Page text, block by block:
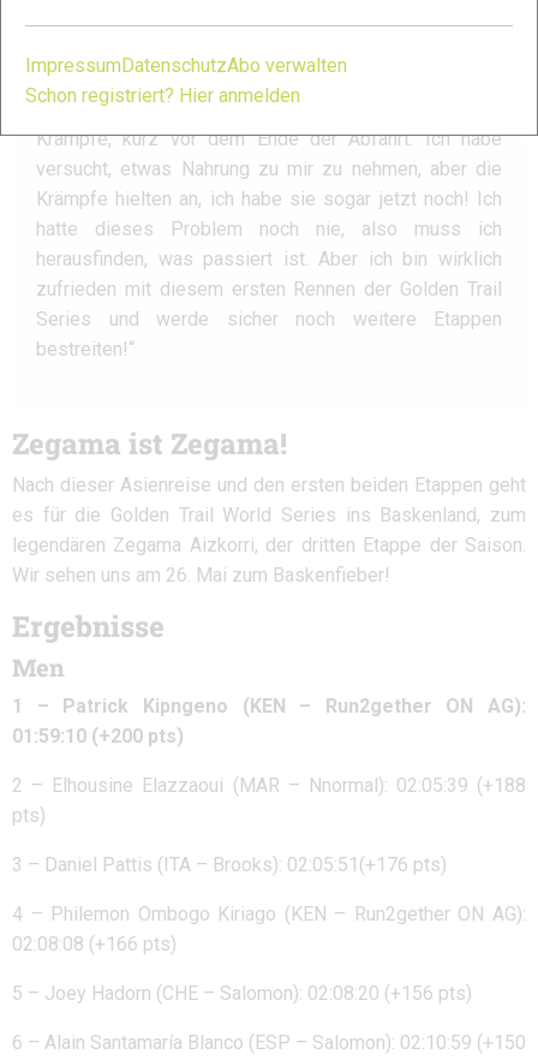
„Ich hatte so viel Spaß, und dann bekam ich plötzlich
Krämpfe, kurz vor dem Ende der Abfahrt. Ich habe
versucht, etwas Nahrung zu mir zu nehmen, aber die
Krämpfe hielten an, ich habe sie sogar jetzt noch! Ich
hatte dieses Problem noch nie, also muss ich
herausfinden, was passiert ist. Aber ich bin wirklich
zufrieden mit diesem ersten Rennen der Golden Trail
Series und werde sicher noch weitere Etappen
bestreiten!“
Zegama ist Zegama!
Nach dieser Asienreise und den ersten beiden Etappen geht
es für die Golden Trail World Series ins Baskenland, zum
legendären Zegama Aizkorri, der dritten Etappe der Saison.
Wir sehen uns am 26. Mai zum Baskenfieber!
Ergebnisse
Men
1 – Patrick Kipngeno (KEN – Run2gether ON AG):
01:59:10 (+200 pts)
2 – Elhousine Elazzaoui (MAR – Nnormal): 02:05:39 (+188
pts)
3 – Daniel Pattis (ITA – Brooks): 02:05:51(+176 pts)
4 – Philemon Ombogo Kiriago (KEN – Run2gether ON AG):
02:08:08 (+166 pts)
5 – Joey Hadorn (CHE – Salomon): 02:08:20 (+156 pts)
6 – Alain Santamaría Blanco (ESP – Salomon): 02:10:59 (+150
ImpressumDatenschutzAbo verwalten
Schon registriert? Hier anmelden